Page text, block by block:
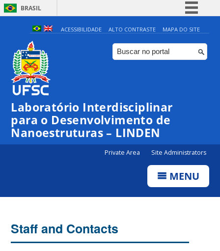
BRASIL
Simplifique!
Comunica BR
Participe
Canais
ACESSIBILIDADE ALTO CONTRASTE MAPA DO SITE
Laboratório Interdisciplinar
para o Desenvolvimento de
Nanoestruturas – LINDEN
Private Area Site Administrators
MENU
Staff and Contacts